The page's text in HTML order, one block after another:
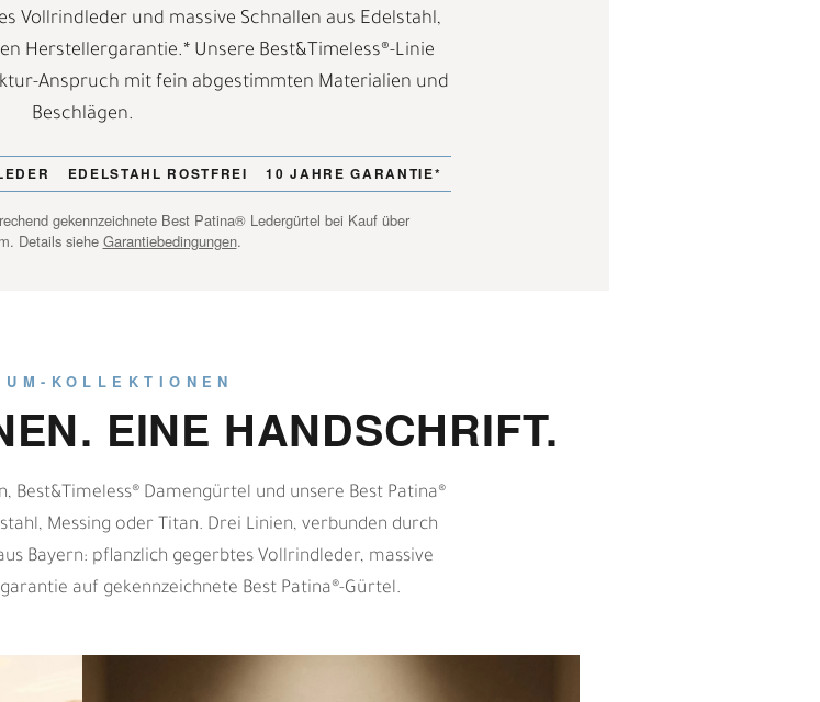
H
Vollrindleder und massive Schnallen aus Edelstahl,
Herstellergarantie.* Unsere Best&Timeless®-Linie
Anspruch mit fein abgestimmten Materialien und
Beschlägen.
EDELSTAHL ROSTFREI 10 JAHRE GARANTIE*
gekennzeichnete Best Patina® Ledergürtel bei Kauf über
Details siehe Garantiebedingungen.
KOLLEKTIONEN
EINE HANDSCHRIFT.
Best&Timeless® Damengürtel und unsere Best Patina®
Messing oder Titan. Drei Linien, verbunden durch
Bayern: pflanzlich gegerbtes Vollrindleder, massive
auf gekennzeichnete Best Patina®-Gürtel.